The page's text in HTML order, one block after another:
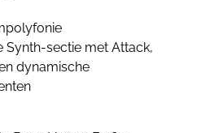
Synth-sectie met Attack,
dynamische